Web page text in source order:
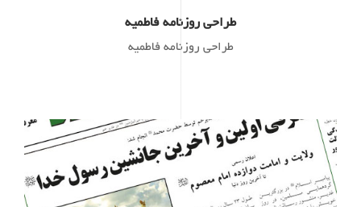
طراحی روزنامه فاطمیه
طراحی روزنامه فاطمیه